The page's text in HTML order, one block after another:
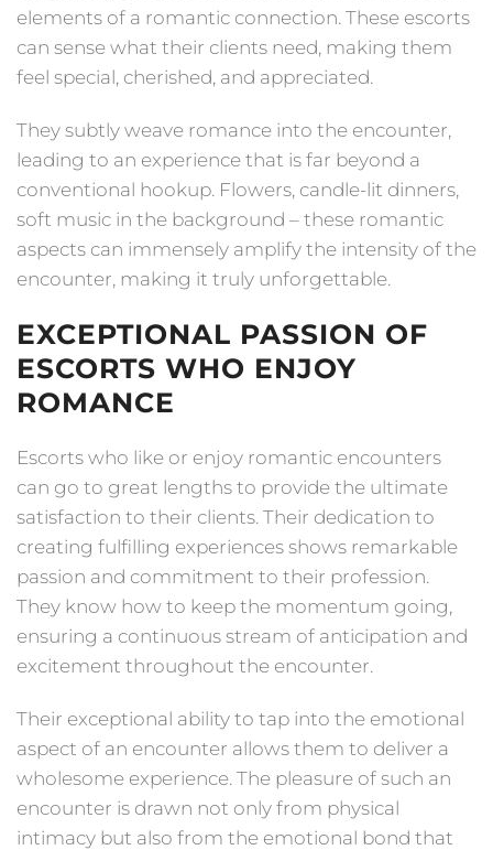
elements of a romantic connection. These escorts
can sense what their clients need, making them
feel special, cherished, and appreciated.
They subtly weave romance into the encounter,
leading to an experience that is far beyond a
conventional hookup. Flowers, candle-lit dinners,
soft music in the background – these romantic
aspects can immensely amplify the intensity of the
encounter, making it truly unforgettable.
EXCEPTIONAL PASSION OF
ESCORTS WHO ENJOY
ROMANCE
Escorts who like or enjoy romantic encounters
can go to great lengths to provide the ultimate
satisfaction to their clients. Their dedication to
creating fulfilling experiences shows remarkable
passion and commitment to their profession.
They know how to keep the momentum going,
ensuring a continuous stream of anticipation and
excitement throughout the encounter.
Their exceptional ability to tap into the emotional
aspect of an encounter allows them to deliver a
wholesome experience. The pleasure of such an
encounter is drawn not only from physical
intimacy but also from the emotional bond that